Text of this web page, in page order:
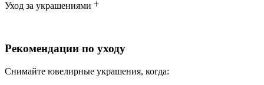
Уход за украшениями
Рекомендации по уходу
Снимайте ювелирные украшения, когда: